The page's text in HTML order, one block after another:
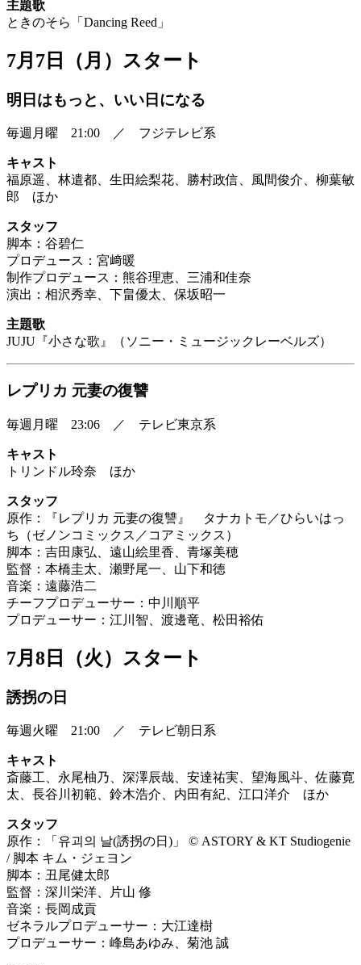
主題歌
ときのそら「Dancing Reed」
7月7日（月）スタート
明日はもっと、いい日になる
毎週月曜 21:00 ／ フジテレビ系
キャスト
福原遥、林遣都、生田絵梨花、勝村政信、風間俊介、柳葉敏
郎 ほか
スタッフ
脚本：谷碧仁
プロデュース：宮﨑暖
制作プロデュース：熊谷理恵、三浦和佳奈
演出：相沢秀幸、下畠優太、保坂昭一
主題歌
JUJU『小さな歌』（ソニー・ミュージックレーベルズ）
レプリカ 元妻の復讐
毎週月曜 23:06 ／ テレビ東京系
キャスト
トリンドル玲奈 ほか
スタッフ
原作：『レプリカ 元妻の復讐』 タナカトモ／ひらいはっ
ち（ゼノンコミックス／コアミックス）
脚本：吉田康弘、遠山絵里香、青塚美穂
監督：本橋圭太、瀬野尾一、山下和徳
音楽：遠藤浩二
チーフプロデューサー：中川順平
プロデューサー：江川智、渡邊竜、松田裕佑
7月8日（火）スタート
誘拐の日
毎週火曜 21:00 ／ テレビ朝日系
キャスト
斎藤工、永尾柚乃、深澤辰哉、安達祐実、望海風斗、佐藤寛
太、長谷川初範、鈴木浩介、内田有紀、江口洋介 ほか
スタッフ
原作：「유괴의 날(誘拐の日)」 © ASTORY & KT Studiogenie
/ 脚本 キム・ジェヨン
脚本：丑尾健太郎
監督：深川栄洋、片山 修
音楽：長岡成貢
ゼネラルプロデューサー：大江達樹
プロデューサー：峰島あゆみ、菊池 誠